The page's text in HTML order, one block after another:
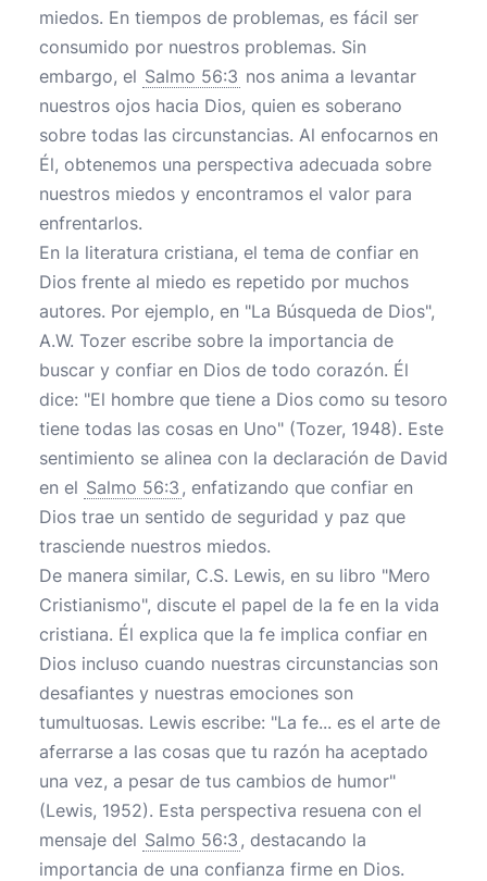
miedos. En tiempos de problemas, es fácil ser
consumido por nuestros problemas. Sin
embargo, el Salmo 56:3 nos anima a levantar
nuestros ojos hacia Dios, quien es soberano
sobre todas las circunstancias. Al enfocarnos en
Él, obtenemos una perspectiva adecuada sobre
nuestros miedos y encontramos el valor para
enfrentarlos.
En la literatura cristiana, el tema de confiar en
Dios frente al miedo es repetido por muchos
autores. Por ejemplo, en "La Búsqueda de Dios",
A.W. Tozer escribe sobre la importancia de
buscar y confiar en Dios de todo corazón. Él
dice: "El hombre que tiene a Dios como su tesoro
tiene todas las cosas en Uno" (Tozer, 1948). Este
sentimiento se alinea con la declaración de David
en el Salmo 56:3 , enfatizando que confiar en
Dios trae un sentido de seguridad y paz que
trasciende nuestros miedos.
De manera similar, C.S. Lewis, en su libro "Mero
Cristianismo", discute el papel de la fe en la vida
cristiana. Él explica que la fe implica confiar en
Dios incluso cuando nuestras circunstancias son
desafiantes y nuestras emociones son
tumultuosas. Lewis escribe: "La fe... es el arte de
aferrarse a las cosas que tu razón ha aceptado
una vez, a pesar de tus cambios de humor"
(Lewis, 1952). Esta perspectiva resuena con el
mensaje del Salmo 56:3 , destacando la
importancia de una confianza firme en Dios.